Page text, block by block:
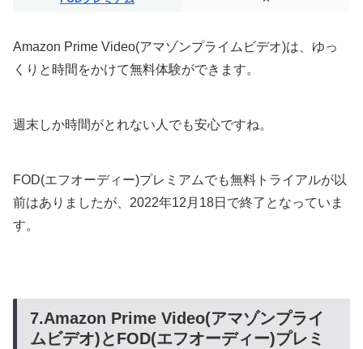
Amazon Prime Video(アマゾンプライムビデオ)は、ゆっ
くりと時間をかけて無料体験ができます。
週末しか時間がとれない人でも安心ですね。
FOD(エフオーディー)プレミアムでも無料トライアルが以
前はありましたが、2022年12月18日で終了となっていま
す。
7.Amazon Prime Video(アマゾンプライ
ムビデオ)とFOD(エフオーディー)プレミ